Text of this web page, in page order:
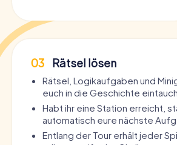
03 Rätsel lösen
Rätsel, Logikaufgaben und
euch in die Geschichte
Habt ihr eine Station erreicht,
automatisch eure nächste
Entlang der Tour erhält jeder